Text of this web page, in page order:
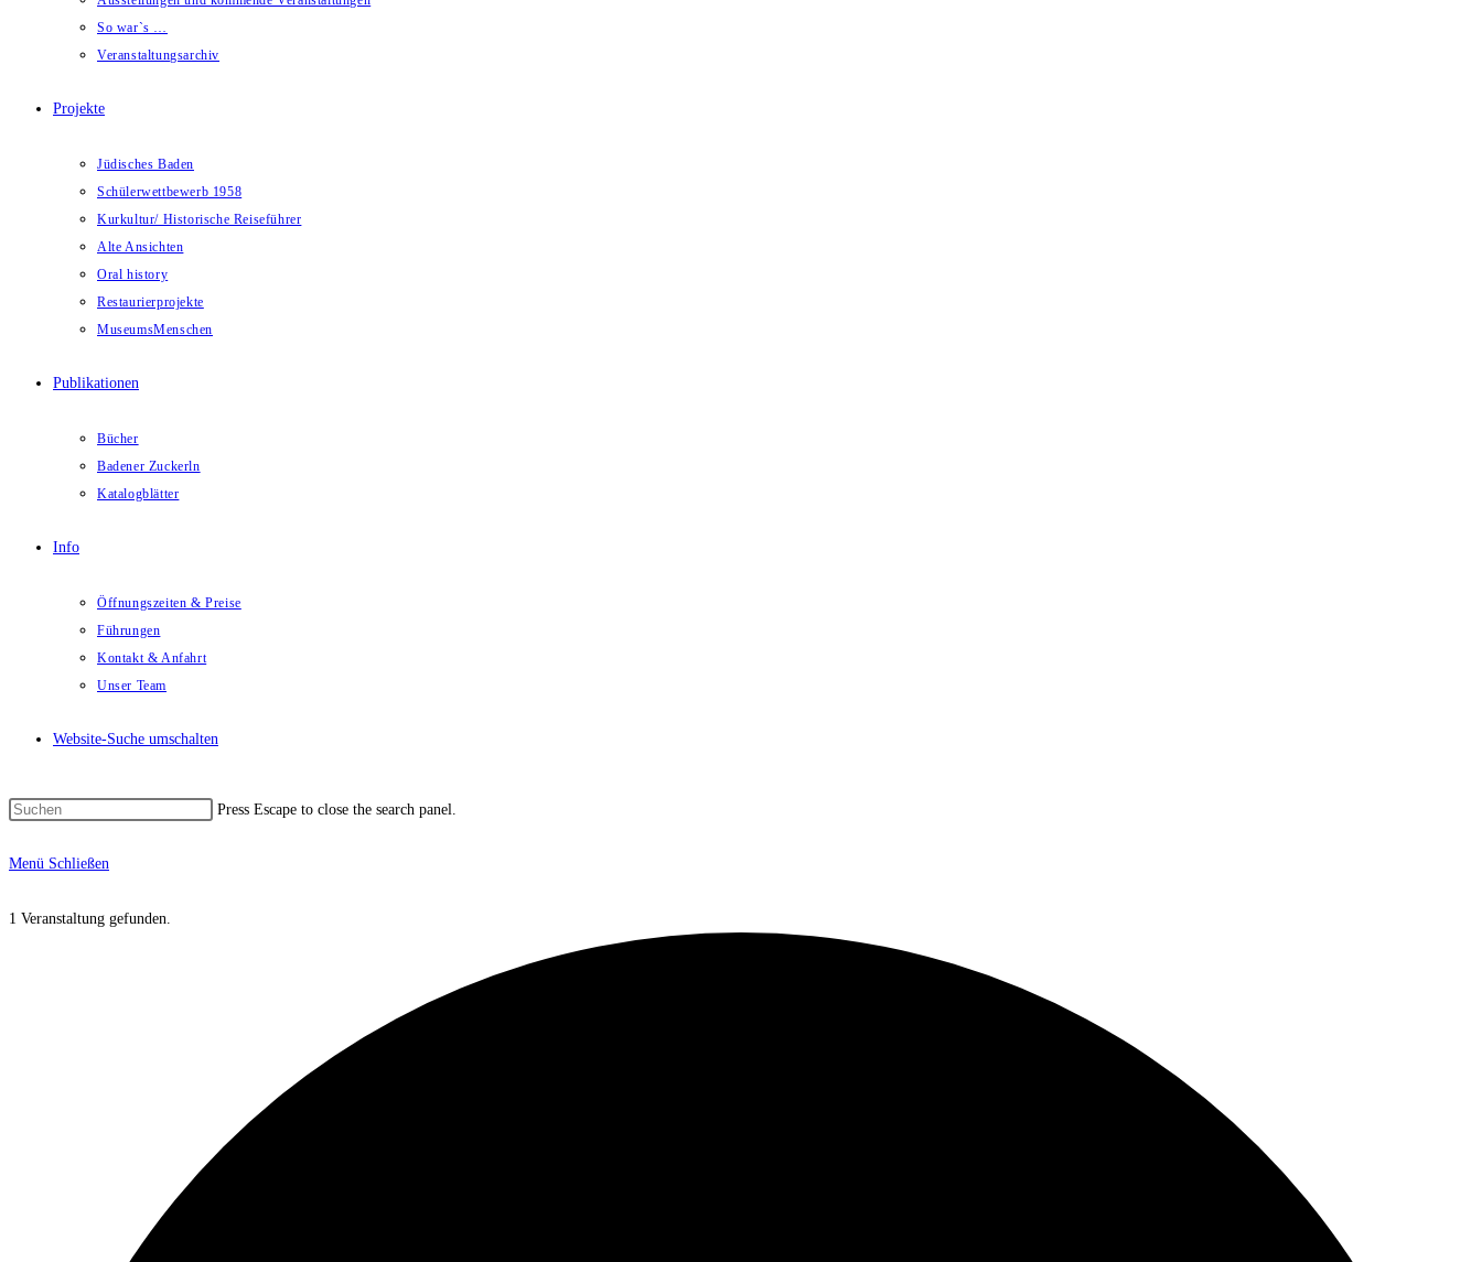
So war`s …
Veranstaltungsarchiv
Projekte
Jüdisches Baden
Schülerwettbewerb 1958
Kurkultur/ Historische Reiseführer
Alte Ansichten
Oral history
Restaurierprojekte
MuseumsMenschen
Publikationen
Bücher
Badener Zuckerln
Katalogblätter
Info
Öffnungszeiten & Preise
Führungen
Kontakt & Anfahrt
Unser Team
Website-Suche umschalten
Press Escape to close the search panel.
Menü Schließen
1 Veranstaltung gefunden.